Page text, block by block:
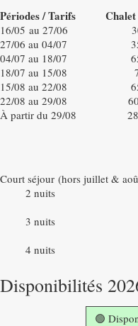
Hourtin
Activités▼
Galerie photos
Périodes / Tarifs
16/05 au 27/06
27/06 au 04/07
04/07 au 18/07
18/07 au 15/
15/08 au 22/
22/08 au 29/08
À partir du 29/
Court séjour (hors juillet &
2
3
4 nuits
Disponibilités
🟢